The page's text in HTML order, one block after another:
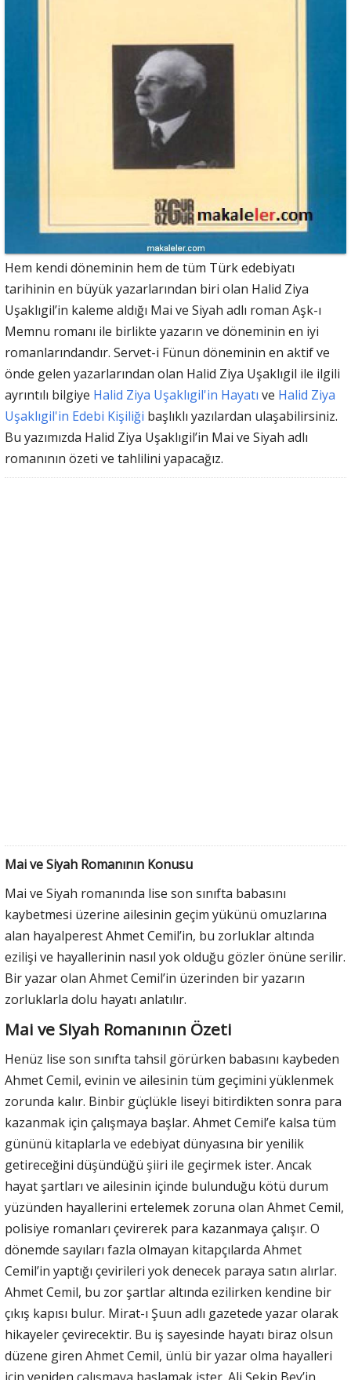
Hem kendi döneminin hem de tüm Türk edebiyatı
tarihinin en büyük yazarlarından biri olan Halid Ziya
Uşaklıgil’in kaleme aldığı Mai ve Siyah adlı roman Aşk-ı
Memnu romanı ile birlikte yazarın ve döneminin en iyi
romanlarındandır. Servet-i Fünun döneminin en aktif ve
önde gelen yazarlarından olan Halid Ziya Uşaklıgil ile ilgili
ayrıntılı bilgiye Halid Ziya Uşaklıgil'in Hayatı ve Halid Ziya
Uşaklıgil'in Edebi Kişiliği başlıklı yazılardan ulaşabilirsiniz.
Bu yazımızda Halid Ziya Uşaklıgil’in Mai ve Siyah adlı
romanının özeti ve tahlilini yapacağız.
Mai ve Siyah Romanının Konusu
Mai ve Siyah romanında lise son sınıfta babasını
kaybetmesi üzerine ailesinin geçim yükünü omuzlarına
alan hayalperest Ahmet Cemil’in, bu zorluklar altında
ezilişi ve hayallerinin nasıl yok olduğu gözler önüne serilir.
Bir yazar olan Ahmet Cemil’in üzerinden bir yazarın
zorluklarla dolu hayatı anlatılır.
Mai ve Siyah Romanının Özeti
Henüz lise son sınıfta tahsil görürken babasını kaybeden
Ahmet Cemil, evinin ve ailesinin tüm geçimini yüklenmek
zorunda kalır. Binbir güçlükle liseyi bitirdikten sonra para
kazanmak için çalışmaya başlar. Ahmet Cemil’e kalsa tüm
gününü kitaplarla ve edebiyat dünyasına bir yenilik
getireceğini düşündüğü şiiri ile geçirmek ister. Ancak
hayat şartları ve ailesinin içinde bulunduğu kötü durum
yüzünden hayallerini ertelemek zoruna olan Ahmet Cemil,
polisiye romanları çevirerek para kazanmaya çalışır. O
dönemde sayıları fazla olmayan kitapçılarda Ahmet
Cemil’in yaptığı çevirileri yok denecek paraya satın alırlar.
Ahmet Cemil, bu zor şartlar altında ezilirken kendine bir
çıkış kapısı bulur. Mirat-ı Şuun adlı gazetede yazar olarak
hikayeler çevirecektir. Bu iş sayesinde hayatı biraz olsun
düzene giren Ahmet Cemil, ünlü bir yazar olma hayalleri